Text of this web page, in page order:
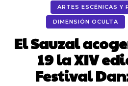
ARTES ESCÉNICAS Y
DIMENSIÓN OCULTA
El Sauzal
19 la XIV
Festival